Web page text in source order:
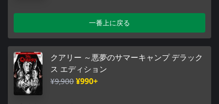
てポップコーンでも食べながら、恐ろしいホラーシーンの連続
CHRIS David Arquette
ABIGAIL Ariel Winter
KAITLYN Brenda Song
NICK Evan Evagora
EMMA Halston Sage
一番上に戻る
クアリー ～悪夢のサマーキャンプ デラック
ス エディション
¥9,900¥990+